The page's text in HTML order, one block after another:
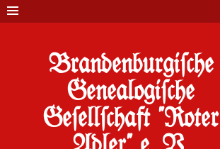
Brandenburgi#che
Genealogi#che
Ge#ell#chaft "Roter